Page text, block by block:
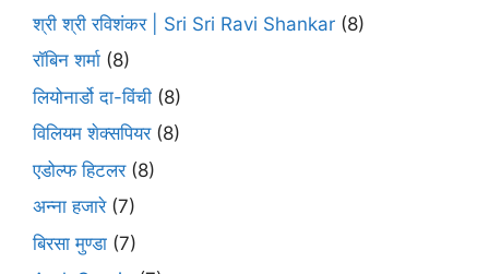
श्री श्री रविशंकर | Sri Sri Ravi Shankar (8)
रॉबिन शर्मा (8)
लियोनार्डो दा-विंची (8)
विलियम शेक्सपियर(8)
एडोल्फ हिटलर(8)
अन्ना हजारे(7)
बिरसा मुण्डा (7)